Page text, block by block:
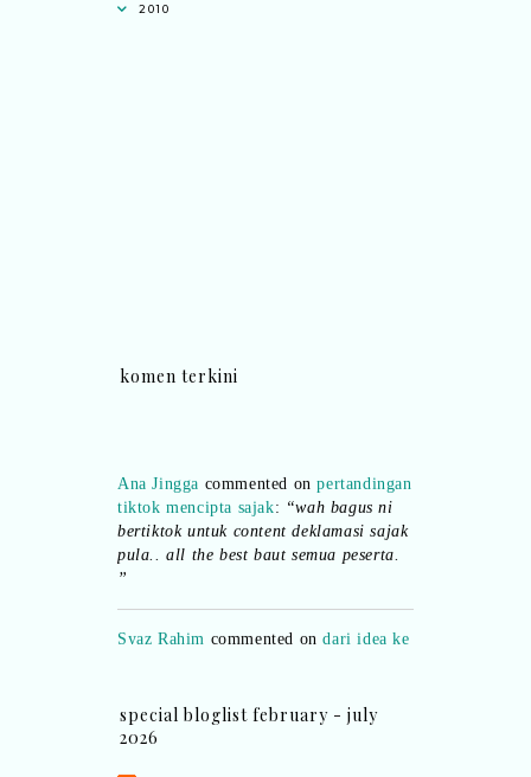
2010
komen terkini
tiktok mencipta sajak:“wah bagus ni
bertiktok untuk content deklamasi sajak
pula.. all the best baut semua peserta.
”
realiti mencipta permainan:“Selain
dan teknologi digital terbaik!”
special bloglist february - july
2026